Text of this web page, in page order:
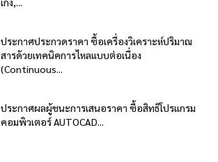
ประกาศประกวดราคา ซื้อเครื่องวิเคราะห์ปริมาณ
สารด้วยเทคนิคการไหลแบบต่อเนื่อง
(Continuous...
ประกาศผลผู้ชนะการเสนอราคา ซื้อสิทธิโปรแกรม
คอมพิวเตอร์ AUTOCAD...